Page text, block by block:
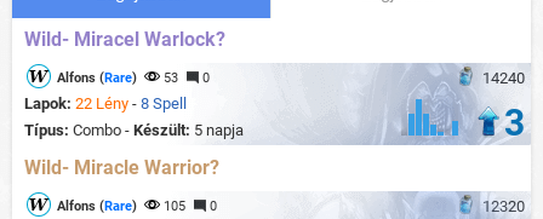
Wild- Miracel Warlock?
14240
Alfons (Rare) 53 0
Lapok: 22 Lény - 8 Spell
Típus: Combo - Készült: 5 napja 3
Wild- Miracle Warrior?
12320
Alfons (Rare) 105 0